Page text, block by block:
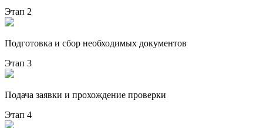
Этап 2
Подготовка и сбор необходимых документов
Этап 3
Подача заявки и прохождение проверки
Этап 4